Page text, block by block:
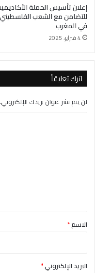
إعلان تأسيس الحملة
للتضامن مع الشعب الفلسطيني
في المغرب
4 فبراير، 2025
اترك تعليقاً
لن يتم نشر عنوان بريدك الإلكتروني.
*الاسم*
البريد الإلكتروني*